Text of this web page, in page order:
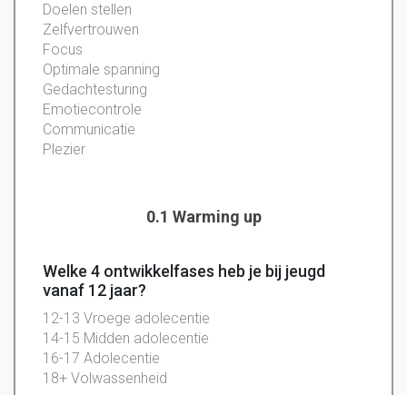
Doelen stellen
Zelfvertrouwen
Focus
Optimale spanning
Gedachtesturing
Emotiecontrole
Communicatie
Plezier
0.1 Warming up
Welke 4 ontwikkelfases heb je bij jeugd
vanaf 12 jaar?
12-13 Vroege adolecentie
14-15 Midden adolecentie
16-17 Adolecentie
18+ Volwassenheid